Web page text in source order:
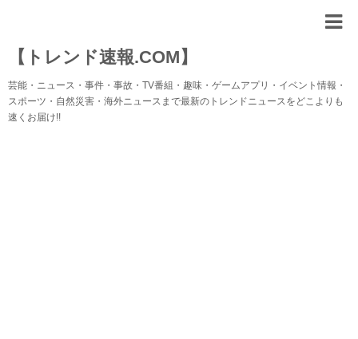
【トレンド速報.COM】
芸能・ニュース・事件・事故・TV番組・趣味・ゲームアプリ・イベント情報・
スポーツ・自然災害・海外ニュースまで最新のトレンドニュースをどこよりも
速くお届け!!